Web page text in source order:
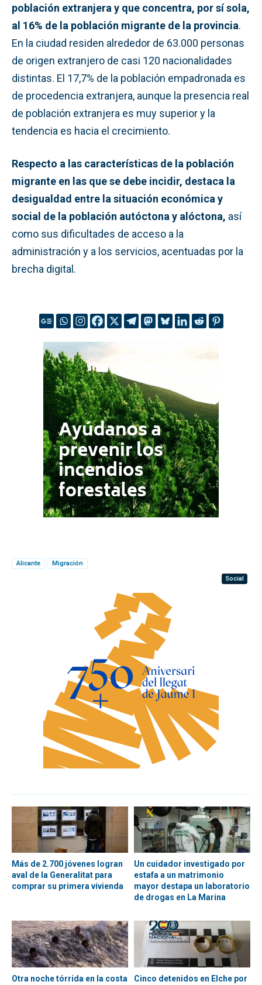
población extranjera y que concentra, por sí sola,
al 16% de la población migrante de la provincia.
En la ciudad residen alrededor de 63.000 personas
de origen extranjero de casi 120 nacionalidades
distintas. El 17,7% de la población empadronada es
de procedencia extranjera, aunque la presencia real
de población extranjera es muy superior y la
tendencia es hacia el crecimiento.
Respecto a las características de la población
migrante en las que se debe incidir, destaca la
desigualdad entre la situación económica y
social de la población autóctona y alóctona, así
como sus dificultades de acceso a la
administración y a los servicios, acentuadas por la
brecha digital.
Alicante
Migración
Social
Más de 2.700 jóvenes logran
aval de la Generalitat para
comprar su primera vivienda
Un cuidador investigado por
estafa a un matrimonio
mayor destapa un laboratorio
de drogas en La Marina
Otra noche tórrida en la costa
Cinco detenidos en Elche por